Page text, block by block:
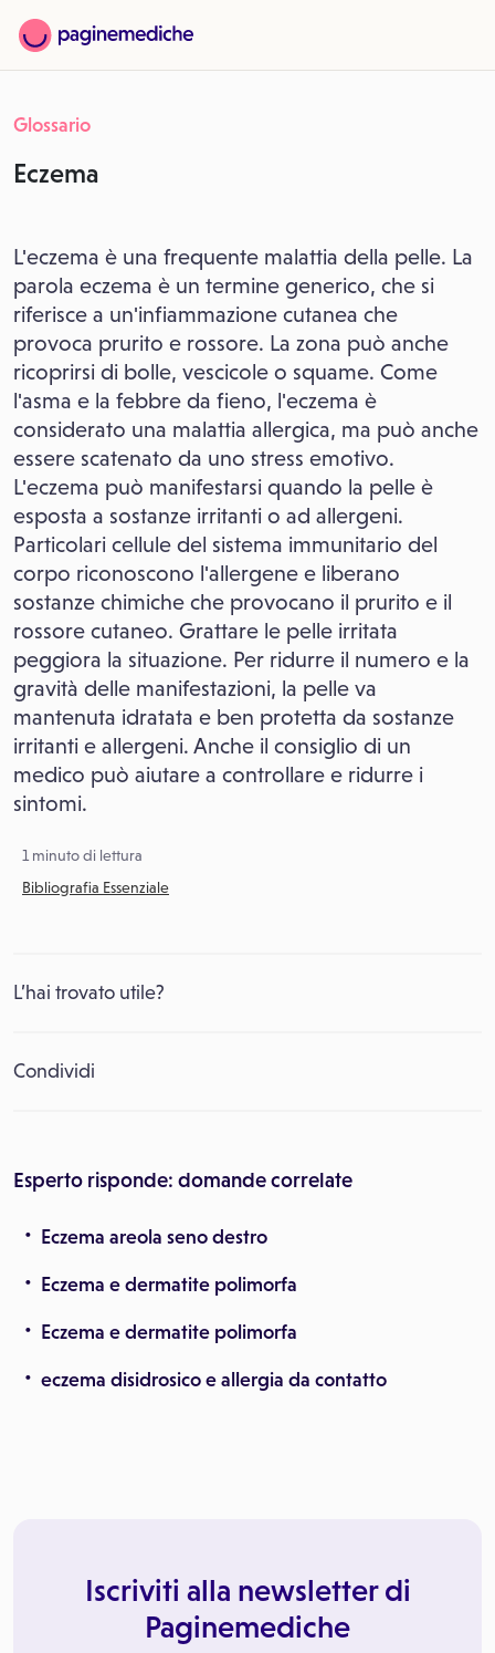
Glossario
Eczema
L'eczema è una frequente malattia della pelle. La
parola eczema è un termine generico, che si
riferisce a un'infiammazione cutanea che
provoca prurito e rossore. La zona può anche
ricoprirsi di bolle, vescicole o squame. Come
l'asma e la febbre da fieno, l'eczema è
considerato una malattia allergica, ma può anche
essere scatenato da uno stress emotivo.
L'eczema può manifestarsi quando la pelle è
esposta a sostanze irritanti o ad allergeni.
Particolari cellule del sistema immunitario del
corpo riconoscono l'allergene e liberano
sostanze chimiche che provocano il prurito e il
rossore cutaneo. Grattare le pelle irritata
peggiora la situazione. Per ridurre il numero e la
gravità delle manifestazioni, la pelle va
mantenuta idratata e ben protetta da sostanze
irritanti e allergeni. Anche il consiglio di un
medico può aiutare a controllare e ridurre i
sintomi.
1 minuto di lettura
Bibliografia Essenziale
L’hai trovato utile?
Condividi
Esperto risponde: domande correlate
Eczema areola seno destro
Eczema e dermatite polimorfa
Eczema e dermatite polimorfa
eczema disidrosico e allergia da contatto
Iscriviti alla newsletter di
Paginemediche